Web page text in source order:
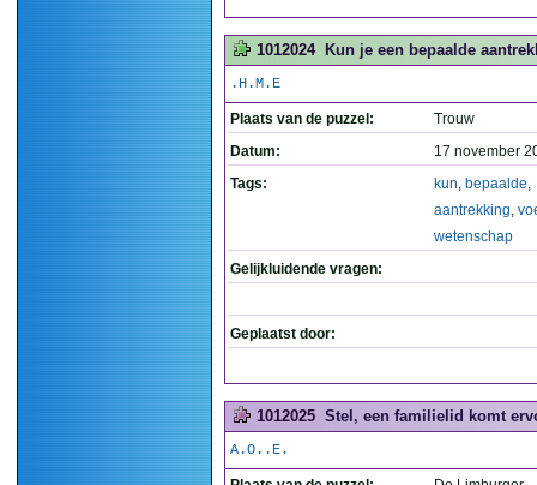
1012024 Kun je een bepaalde
.H.M.E
Plaats van de puzzel:
Trouw
Datum:
17 november
Tags:
kun, bepaalde,
aantrekking,
wetenschap
Gelijkluidende vragen:
Geplaatst door:
1012025 Stel, een familielid komt
A.O..E.